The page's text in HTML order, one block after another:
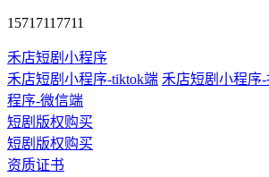
15717117711
禾店短剧小程序
禾店短剧小程序-tiktok端 禾店短剧小程序
程序-微信端
短剧版权购买
短剧版权购买
资质证书